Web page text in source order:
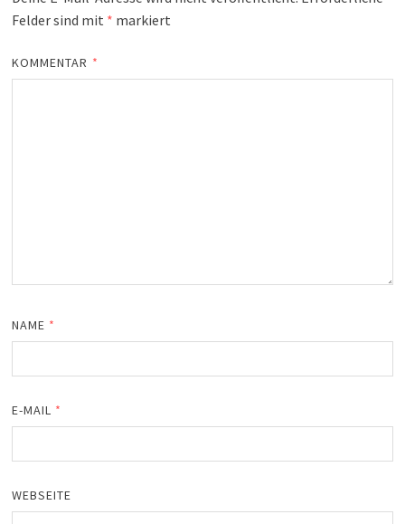
Felder sind mit * markiert
KOMMENTAR *
NAME *
E-MAIL *
WEBSEITE